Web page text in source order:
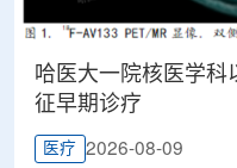
哈医大一院核医学科
征早期诊疗
医疗 2026-08-09